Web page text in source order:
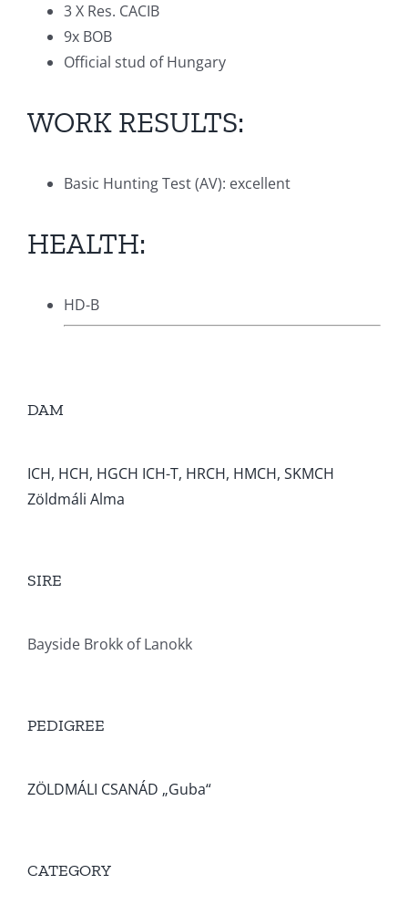
3 X Res. CACIB
9x BOB
Official stud of Hungary
WORK RESULTS:
Basic Hunting Test (AV): excellent
HEALTH:
HD-B
DAM
ICH, HCH, HGCH ICH-T, HRCH, HMCH, SKMCH
Zöldmáli Alma
SIRE
Bayside Brokk of Lanokk
PEDIGREE
ZÖLDMÁLI CSANÁD „Guba“
CATEGORY